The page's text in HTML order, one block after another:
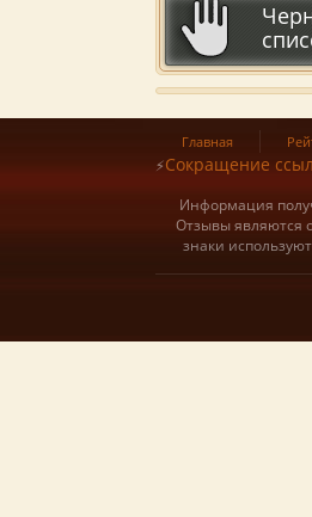
Главная
⚡Сокращение
Информация
Отзывы являются
знаки